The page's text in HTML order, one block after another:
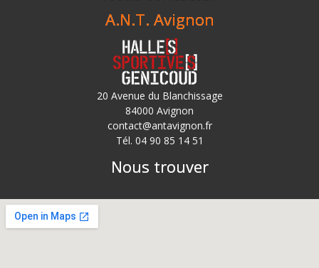
A.N.T. Avignon
20 Avenue du Blanchissage
84000 Avignon
contact@antavignon.fr
Tél. 04 90 85 14 51
Nous trouver